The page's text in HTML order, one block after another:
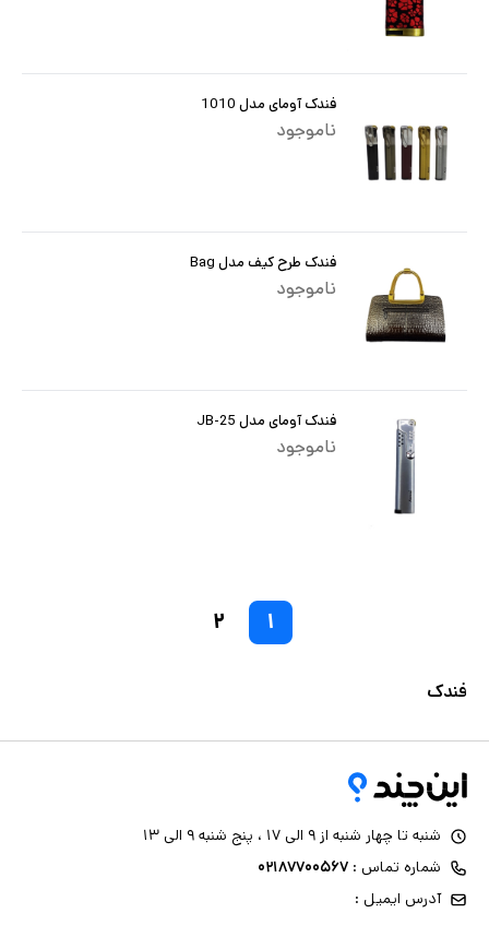
فندک آومای مدل 1010
ناموجود
فندک طرح کیف مدل Bag
ناموجود
فندک آومای مدل JB-25
ناموجود
۱ ۲
فندک
شنبه تا چهار شنبه از ۹ الی ۱۷ ، پنج شنبه ۹ الی ۱۳
شماره تماس : ۰۲۱۸۷۷۰۰۵۶۷
آدرس ایمیل :